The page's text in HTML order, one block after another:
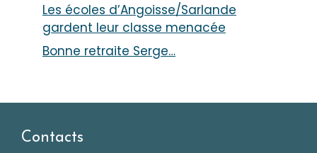
Les écoles d’Angoisse/Sarlande
gardent leur classe menacée
Bonne retraite Serge…
Contacts